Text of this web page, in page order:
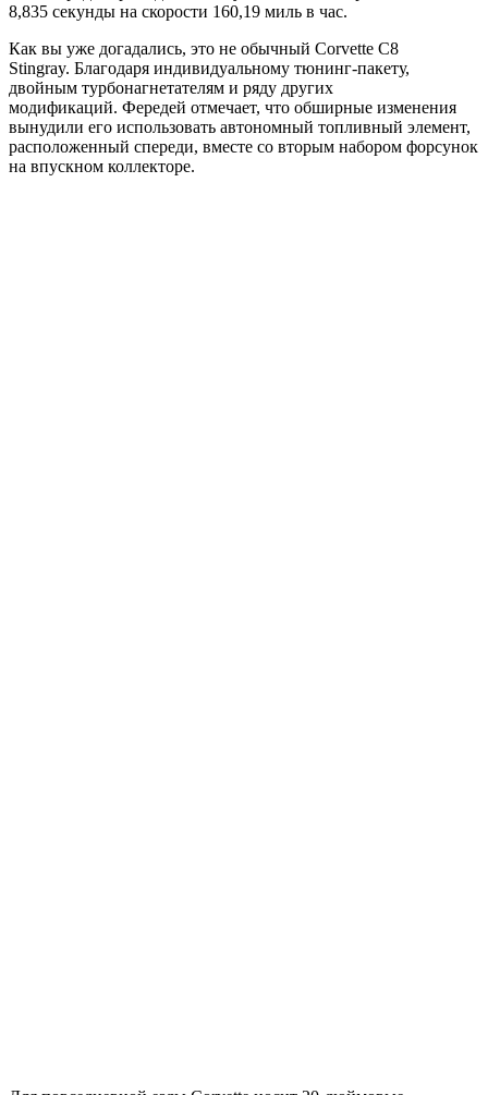
8,835 секунды на скорости 160,19 миль в час.
Как вы уже догадались, это не обычный Corvette C8
Stingray. Благодаря индивидуальному тюнинг-пакету,
двойным турбонагнетателям и ряду других
модификаций. Фередей отмечает, что обширные изменения
вынудили его использовать автономный топливный элемент,
расположенный спереди, вместе со вторым набором форсунок
на впускном коллекторе.